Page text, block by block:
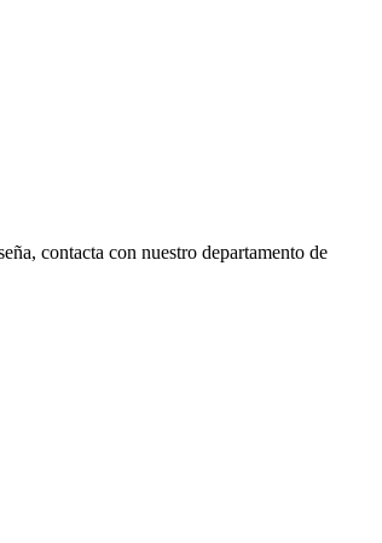
contacta con nuestro departamento de